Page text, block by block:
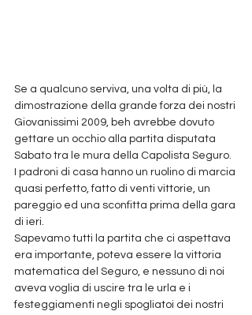
Se a qualcuno serviva, una volta di più, la
dimostrazione della grande forza dei nostri
Giovanissimi 2009, beh avrebbe dovuto
gettare un occhio alla partita disputata
Sabato tra le mura della Capolista Seguro.
I padroni di casa hanno un ruolino di marcia
quasi perfetto, fatto di venti vittorie, un
pareggio ed una sconfitta prima della gara
di ieri.
Sapevamo tutti la partita che ci aspettava
era importante, poteva essere la vittoria
matematica del Seguro, e nessuno di noi
aveva voglia di uscire tra le urla e i
festeggiamenti negli spogliatoi dei nostri